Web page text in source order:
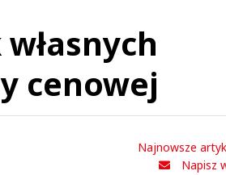
cenowej
Najnowsze
Napisz